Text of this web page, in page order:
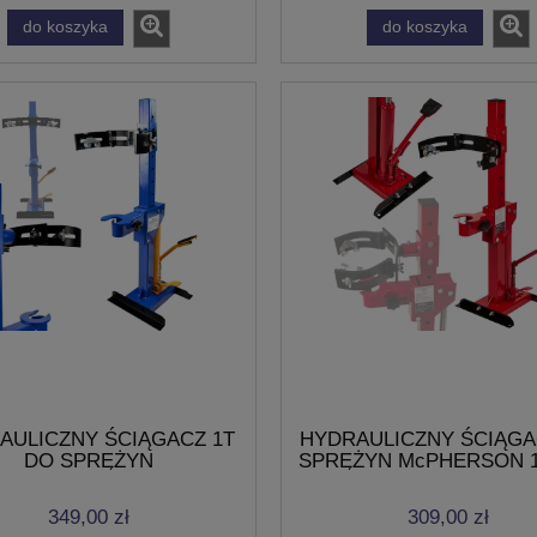
do koszyka do koszyka
ŚCIĄGACZ 1T
DO SPRĘŻYN
210-570mm
349,00 zł
HYDRAULICZNY
SPRĘŻYN McPHERSON
309,00 zł